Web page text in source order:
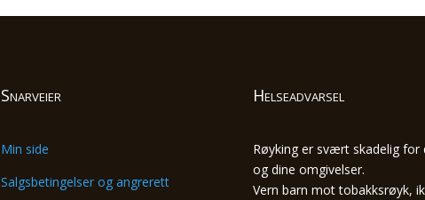
Snarveier
Min side
Salgsbetingelser og angrerett
Helseadvarsel
Røyking er svært skadelig for
og dine omgivelser.
Vern barn mot tobakksrøyk,